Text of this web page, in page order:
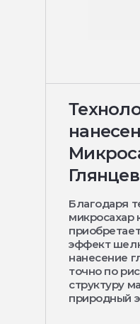
Благодаря
микросахар
эффект
нанесение
точно по
структуру
природный